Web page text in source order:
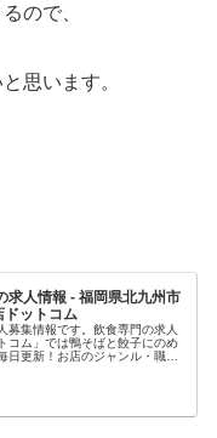
ので、
思います。
求人情報 - 福岡県北九州市
ドットコム
募集情報です。飲食専門の求人
コム」では鴨そばと餃子にのめ
日更新！お店のジャンル・職